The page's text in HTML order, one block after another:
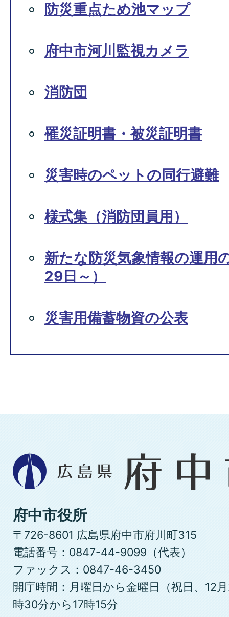
防災重点ため池マップ
府中市河川監視カメラ
消防団
罹災証明書・被災証明書
災害時のペットの同行避難
様式集（消防団員用）
新たな防災気象情報の運用
29日～）
災害用備蓄物資の公表
広
島
県
府
中
市
府中市役所
〒726-8601 広島県府中市府川町315
電話番号：0847-44-9099（代表）
ファックス：0847-46-3450
開庁時間：月曜日から金曜日（祝日、12
時30分から17時15分